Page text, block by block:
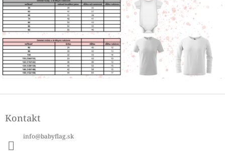
pKontakt
info@babyflag.sk